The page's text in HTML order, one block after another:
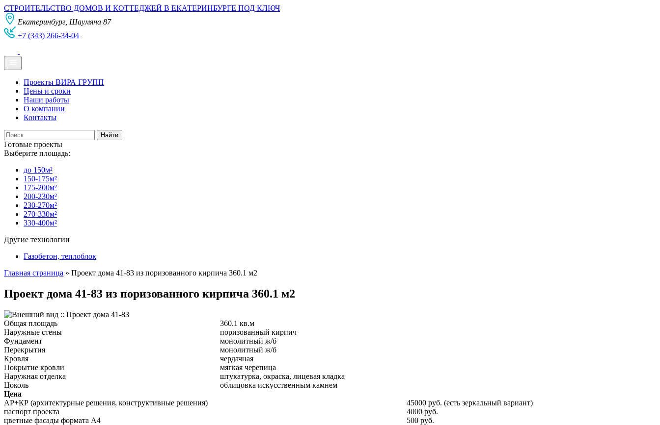
СТРОИТЕЛЬСТВО ДОМОВ И КОТТЕДЖЕЙ В ЕКАТЕРИНБУРГЕ ПОД КЛЮЧ
Екатеринбург, Шаумяна 87
+7 (343) 266-34-04
Проекты ВИРА ГРУПП
Цены и сроки
Наши работы
О компании
Контакты
Готовые проекты
Выберите площадь:
до 150м²
150-175м²
175-200м²
200-230м²
230-270м²
270-330м²
330-400м²
Другие технологии
Газобетон, теплоблок
Главная страница » Проект дома 41-83 из поризованного кирпича 360.1 м2
Проект дома 41-83 из поризованного кирпича 360.1 м2
Общая площадь
360.1 кв.м
Наружные стены
поризованный кирпич
Фундамент
монолитный ж/б
Перекрытия
монолитный ж/б
Кровля
чердачная
Покрытие кровли
мягкая черепица
Наружная отделка
штукатурка, окраска, лицевая кладка
Цоколь
облицовка искусственным камнем
Цена
АР+КР (архитектурные решения, конструктивные решения)
45000 руб. (есть зеркальный вариант)
паспорт проекта
4000 руб.
цветные фасады формата А4
500 руб.